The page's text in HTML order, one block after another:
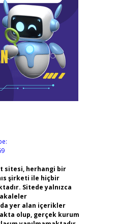
sitesi, herhangi bir
şirketi ile hiçbir
Sitede yalnızca
yer alan içerikler
olup, gerçek kurum